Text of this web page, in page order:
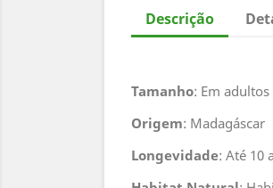
Descrição
Tamanho: Em
Origem: Madagáscar
Longevidade: Até 10